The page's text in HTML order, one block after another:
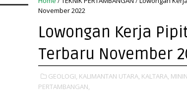
November 2022
Lowongan Kerja
Terbaru November
GEOLOGI, KALIMANTAN UTARA, KALTARA,
PERTAMBANGAN,